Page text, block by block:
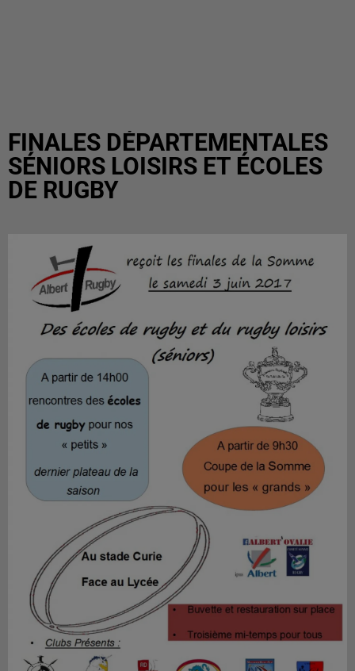
FINALES DÉPARTEMENTALES
SÉNIORS LOISIRS ET ÉCOLES
DE RUGBY